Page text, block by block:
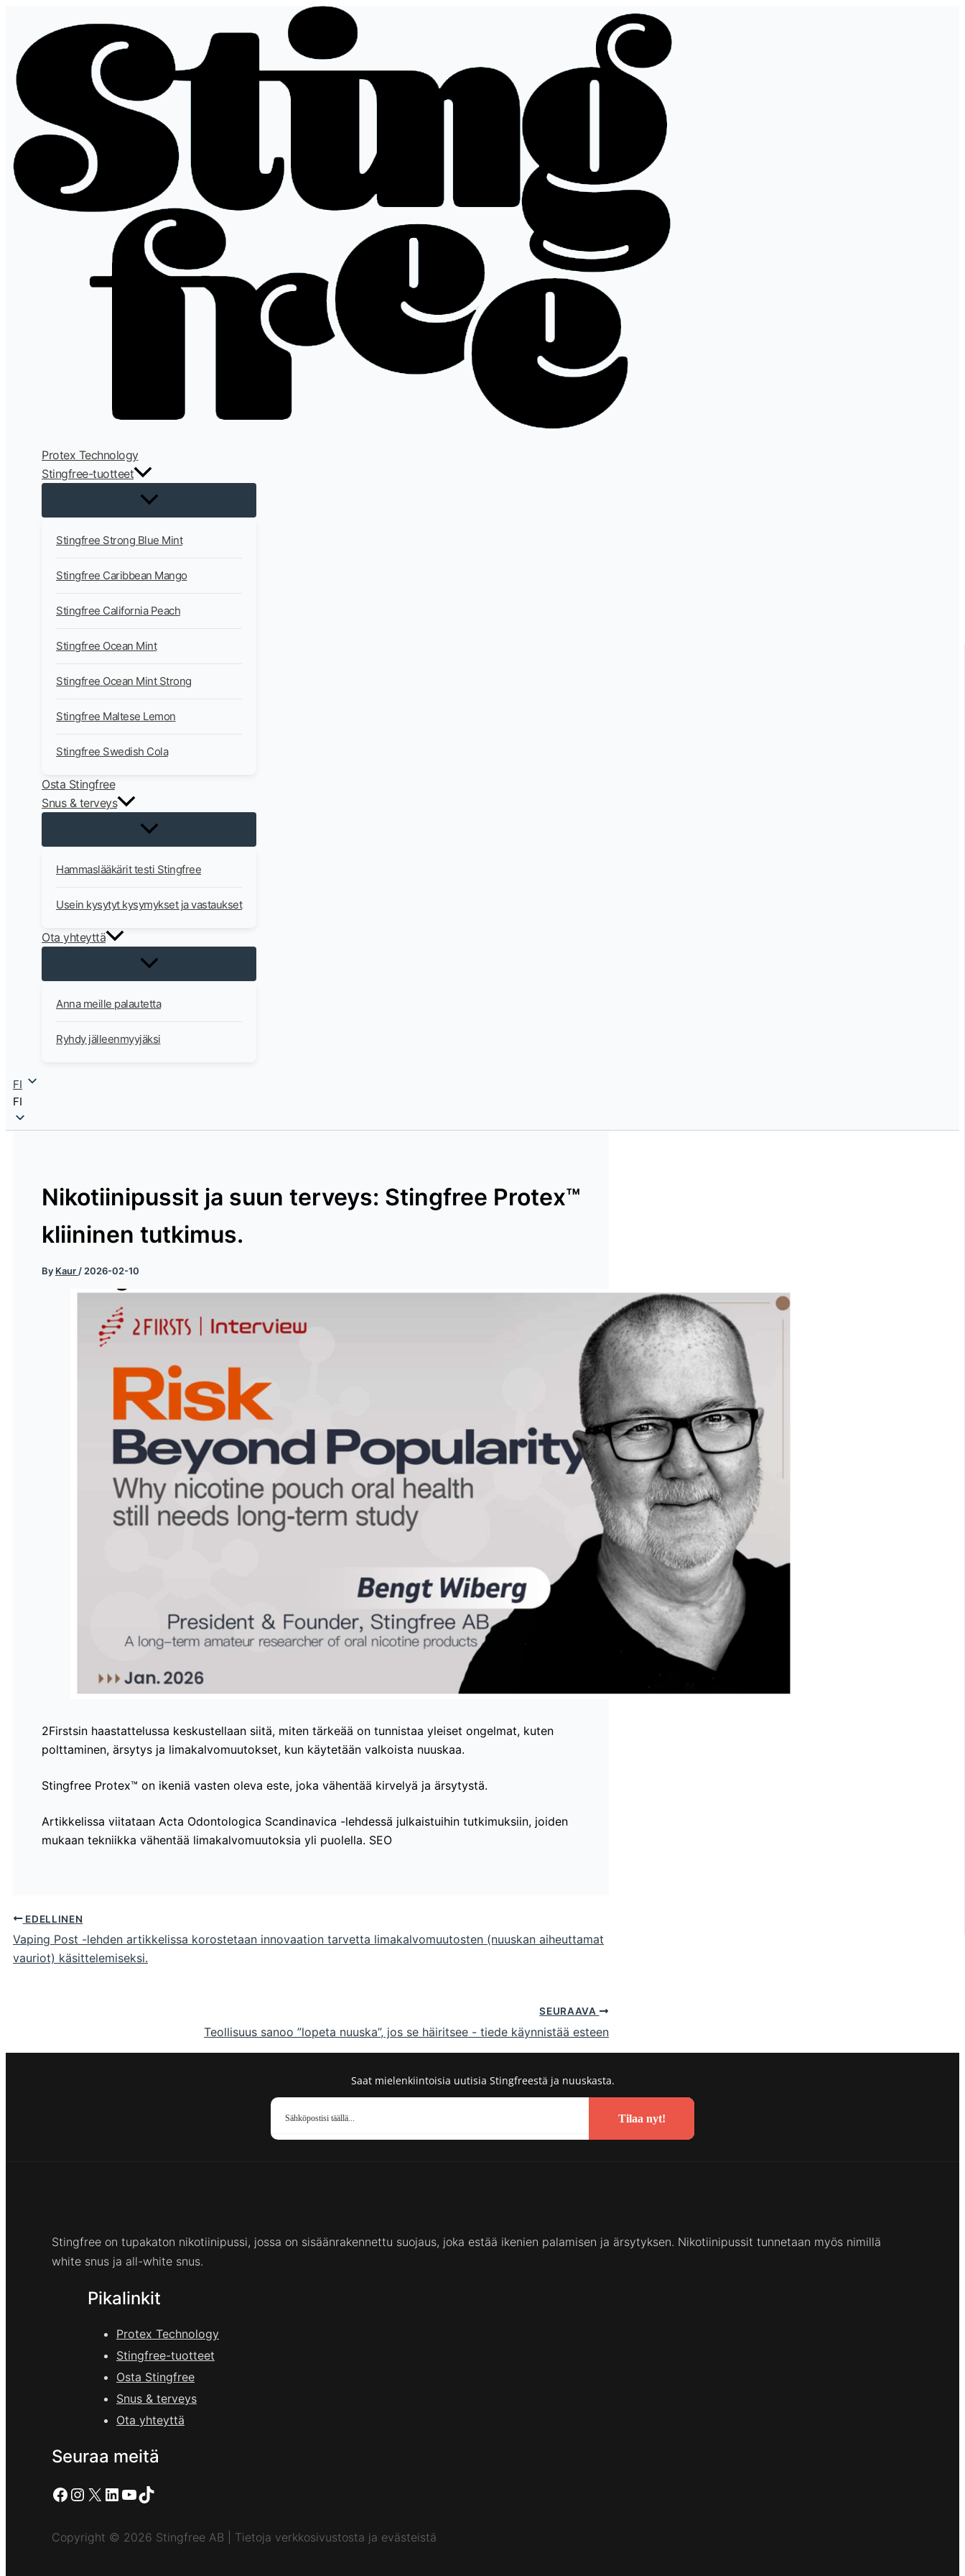
sisältöön
Protex Technology
Stingfree-tuotteet
Stingfree Strong Blue Mint
Stingfree Caribbean Mango
Stingfree California Peach
Stingfree Ocean Mint
Stingfree Ocean Mint Strong
Stingfree Maltese Lemon
Stingfree Swedish Cola
Osta Stingfree
Snus & terveys
Hammaslääkärit testi Stingfree
Usein kysytyt kysymykset ja vastaukset
Ota yhteyttä
Anna meille palautetta
Ryhdy jälleenmyyjäksi
FI
FI
Nikotiinipussit ja suun terveys: Stingfree Protex™
kliininen tutkimus.
By Kaur / 2026-02-10
2Firstsin haastattelussa keskustellaan siitä, miten tärkeää on tunnistaa yleiset ongelmat, kuten
polttaminen, ärsytys ja limakalvomuutokset, kun käytetään valkoista nuuskaa.
Stingfree Protex™ on ikeniä vasten oleva este, joka vähentää kirvelyä ja ärsytystä.
Artikkelissa viitataan Acta Odontologica Scandinavica -lehdessä julkaistuihin tutkimuksiin, joiden
mukaan tekniikka vähentää limakalvomuutoksia yli puolella. SEO
EDELLINEN
Vaping Post -lehden artikkelissa korostetaan innovaation tarvetta limakalvomuutosten (nuuskan aiheuttamat
vauriot) käsittelemiseksi.
SEURAAVA
Teollisuus sanoo ”lopeta nuuska”, jos se häiritsee - tiede käynnistää esteen
Saat mielenkiintoisia uutisia Stingfreestä ja nuuskasta.
Tilaa nyt!
Stingfree on tupakaton nikotiinipussi, jossa on sisäänrakennettu suojaus, joka estää ikenien palamisen ja ärsytyksen. Nikotiinipussit tunnetaan myös nimillä
white snus ja all-white snus.
Pikalinkit
Protex Technology
Stingfree-tuotteet
Osta Stingfree
Snus & terveys
Ota yhteyttä
Seuraa meitä
Facebook
Instagram
X LinkedIn
YouTube
TikTok
Copyright © 2026 Stingfree AB | Tietoja verkkosivustosta ja evästeistä